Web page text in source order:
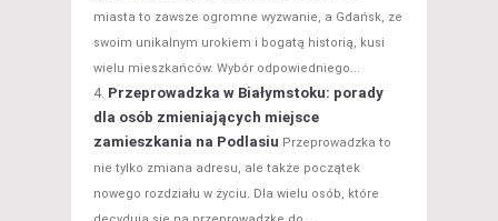
miasta to zawsze ogromne wyzwanie, a Gdańsk, ze
swoim unikalnym urokiem i bogatą historią, kusi
wielu mieszkańców. Wybór odpowiedniego...
Przeprowadzka w Białymstoku: porady
dla osób zmieniających miejsce
zamieszkania na Podlasiu Przeprowadzka to
nie tylko zmiana adresu, ale także początek
nowego rozdziału w życiu. Dla wielu osób, które